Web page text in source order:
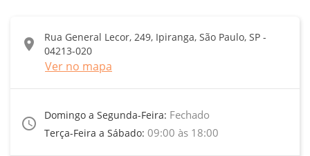
location_on
Rua General Lecor, 249, Ipiranga, São Paulo, SP -
04213-020
Ver no mapa
access_time
Domingo a Segunda-Feira: Fechado
Terça-Feira a Sábado: 09:00 às 18:00